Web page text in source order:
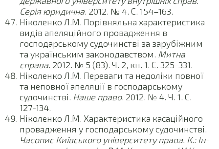
Серія юридична. 2012. № 4. С. 154–163.
Ніколенко Л.М. Порівняльна характеристика
видів апеляційного провадження в
господарському судочинстві за зарубіжним
та українським законодавством. Митна
справа. 2012. № 5 (83). Ч. 2, кн. 1. С. 325-331.
Ніколенко Л.М. Переваги та недоліки повної
та неповної апеляції в господарському
судочинстві. Наше право. 2012. № 4. Ч. 1. С.
127-134.
Ніколенко Л.М. Характеристика касаційного
провадження у господарському судочинстві.
Часопис Київського університету права. К.: Ін-